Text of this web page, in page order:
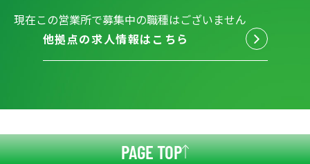
現在この営業所で募集中の職種はございません
他拠点の求人情報はこちら
PAGE TOP